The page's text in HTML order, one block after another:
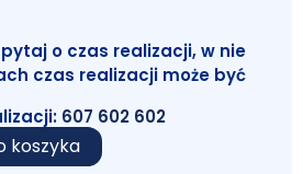
o czas realizacji, w nie
czas realizacji może być
607 602 602
koszyka